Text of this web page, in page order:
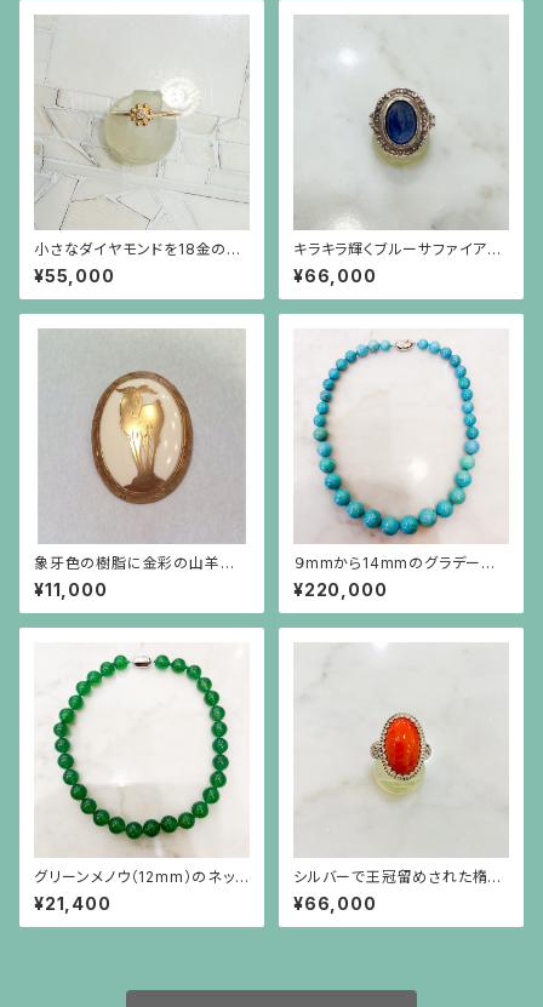
小さなダイヤモンドを18金のビ
ーズで囲んだ細い18金のリング
¥55,000
キラキラ輝くブルーサファイア
（7.93ct）の植物模様フレーム
のシルバーリング
¥66,000
象牙色の樹脂に金彩の山羊の
ブローチ 楕円(中)
¥11,000
９mmから14mmのグラデーショ
ンのターコイズネックレス
¥220,000
グリーンメノウ（12mm）のネック
レス
¥21,400
シルバーで王冠留めされた楕円
形のオレンジ珊瑚のリング
¥66,000